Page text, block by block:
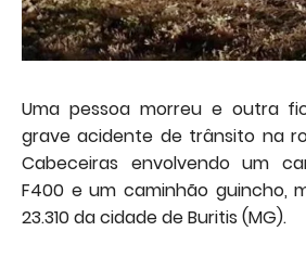
Uma pessoa morreu e outra
grave acidente de trânsito na
Cabeceiras envolvendo um
F400 e um caminhão guincho,
23.310 da cidade de Buritis (MG).